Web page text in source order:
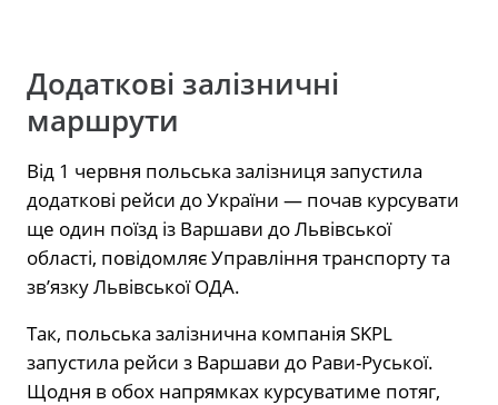
Додаткові залізничні
маршрути
Від 1 червня польська залізниця запустила
додаткові рейси до України — почав курсувати
ще один поїзд із Варшави до Львівської
області, повідомляє Управління транспорту та
зв’язку Львівської ОДА.
Так, польська залізнична компанія SKPL
запустила рейси з Варшави до Рави-Руської.
Щодня в обох напрямках курсуватиме потяг,